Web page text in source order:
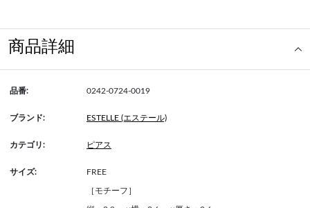
商品詳細
品番: 0242-0724-0019
ブランド: ESTELLE (エステール)
カテゴリ: ピアス
サイズ: FREE
［モチーフ］